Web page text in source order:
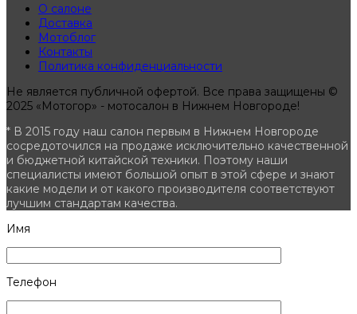
О салоне
Доставка
Мотоблог
Контакты
Политика конфиденциальности
Не является публичной офертой. Все права защищены ©
2025 «Мотогор» - мотосалон в Нижнем Новгороде!
* В 2015 году наш салон первым в Нижнем Новгороде
сосредоточился на продаже исключительно качественной
и бюджетной китайской техники. Поэтому наши
специалисты имеют большой опыт в этой сфере и знают
какие модели и от какого производителя соответствуют
лучшим стандартам качества.
Имя
Телефон